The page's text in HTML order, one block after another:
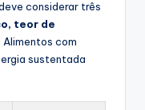
considerar três
teor de
. Alimentos com
sustentada